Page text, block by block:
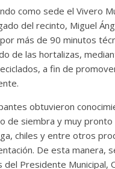
como sede el Vivero
del recinto, Miguel
más de 90 minutos
de las hortalizas,
a fin de
obtuvieron
de siembra y muy pronto
chiles y entre otros
De esta manera,
del Presidente Municipal,